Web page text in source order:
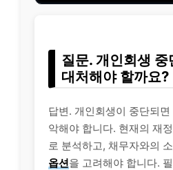
질문. 개인회생 중
대처해야 할까요?
답변. 개인회생이 중단되
악해야 합니다. 현재의 재
로 분석하고, 채무자와의
옵션을 고려해야 합니다.